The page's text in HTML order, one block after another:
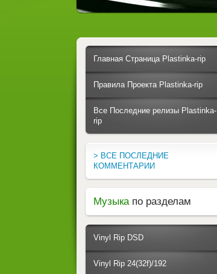
Главная Страница Plastinka-rip
Правила Проекта Plastinka-rip
Все Последние релизы Plastinka-
rip
> ВСЕ ПОСЛЕДНИЕ
КОММЕНТАРИИ
Музыка по разделам
Vinyl Rip DSD
Vinyl Rip 24(32f)/192